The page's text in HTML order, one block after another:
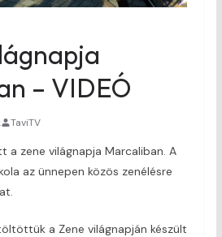
– VIDEÓ
TaviTV
a zene világnapja Marcaliban. A
az ünnepen közös zenélésre
a Zene világnapján készült